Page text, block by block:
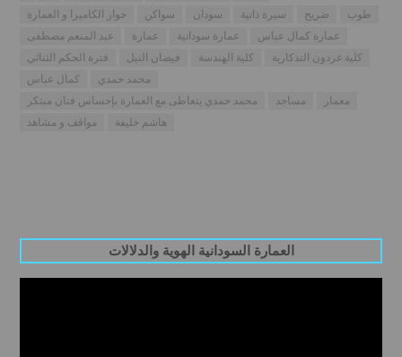
حوار الكاميرا و العمارة
سواكن سودان سيرة ذاتية ضريح
طوب
عبد المنعم مصطفى
عمارة عمارة سودانية
عمارة كمال عباس
فترة الحكم الثنائي
فيضان النيل كلية الهندسة
كلية غردون التذكارية
كمال عباس
محمد حمدي
محمد حمدي يتعاطى مع العمارة بإحساس فنان مبتكر
مساجد
معمار
مواقف و مشاهد
هاشم خليفة
العمارة السودانية الهوية والدلالات